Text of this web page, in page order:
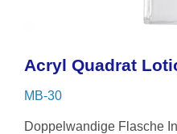
Acryl Quadrat
MB-30
Doppelwandige Flasche